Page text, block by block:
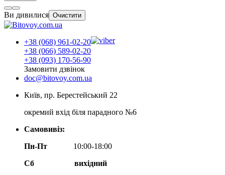
Ви дивилися Очистити
+38 (068) 961-02-20
+38 (066) 589-02-20
+38 (093) 170-56-90
Замовити дзвінок
doc@bitovoy.com.ua
Київ, пр. Берестейський 22
окремий вхід біля парадного №6
Самовивіз:
Пн-Пт
10:00-18:00
Сб
вихідний